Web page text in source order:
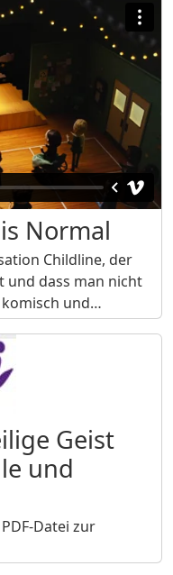
Normal
Childline, der
und dass man nicht
und…
Geist
und
Datei zur